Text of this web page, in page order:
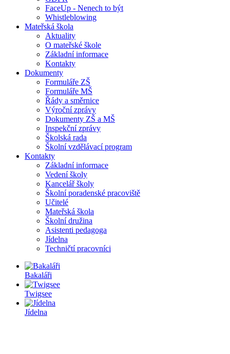
FaceUp - Nenech to být
Whistleblowing
Mateřská škola
Aktuality
O mateřské škole
Základní informace
Kontakty
Dokumenty
Formuláře ZŠ
Formuláře MŠ
Řády a směrnice
Výroční zprávy
Dokumenty ZŠ a MŠ
Inspekční zprávy
Školská rada
Školní vzdělávací program
Kontakty
Základní informace
Vedení školy
Kancelář školy
Školní poradenské pracoviště
Učitelé
Mateřská škola
Školní družina
Asistenti pedagoga
Jídelna
Techničtí pracovníci
Bakaláři
Twigsee
Jídelna